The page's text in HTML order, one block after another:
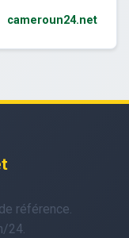
cameroun24.net
référence.
24.